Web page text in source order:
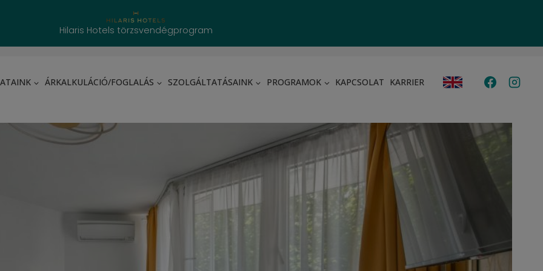
Hilaris Hotels törzsvendégprogram
ÁRKALKULÁCIÓ/FOGLALÁS SZOLGÁLTATÁSAINK PROGRAMOK KAPCSOLAT KARRIER